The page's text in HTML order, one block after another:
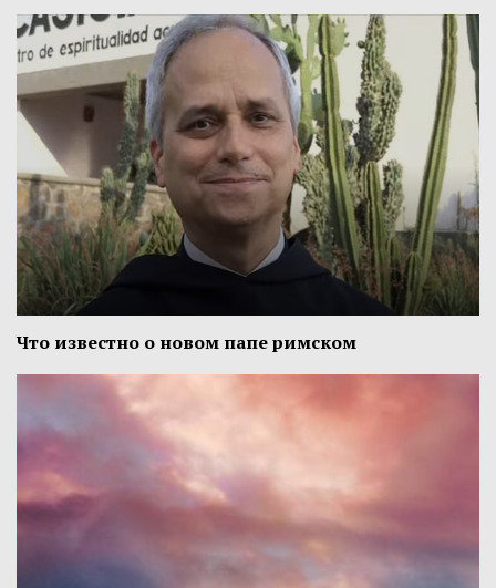
Что известно о новом папе римском